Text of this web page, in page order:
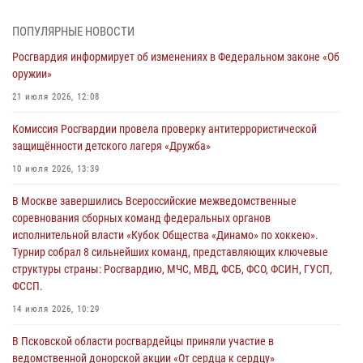
03 августа 2026, 17:21
21 единицу оружия изъяли Псковские росгвардейцы за неделю
03 августа 2026, 14:10
безопасности во время празднования Дня ВДВ
02 августа 2026, 13:28
улицу Труда
31 июля 2026, 13:53
В Санкт-Петербурге прошел окружной этап ежегодного
Всероссийского конкурса профессионального мастерства среди
сотрудников вневедомственной охраны Росгвардии, Псковские
Росгвардейцы одержали победу
ПОПУЛЯРНЫЕ НОВОСТИ
Росгвардия информирует об изменениях в Федеральном законе «Об
оружии»
21 июля 2026, 12:08
Комиссия Росгвардии провела проверку антитеррористической
защищённости детского лагеря «Дружба»
10 июля 2026, 13:39
В Москве завершились Всероссийские межведомственные
соревнования сборных команд федеральных органов
исполнительной власти «Кубок Общества «Динамо» по хоккею».
Турнир собрал 8 сильнейших команд, представляющих ключевые
структуры страны: Росгвардию, МЧС, МВД, ФСБ, ФСО, ФСИН, ГУСП,
ФССП.
14 июля 2026, 10:29
В Псковской области росгвардейцы приняли участие в
ведомственной донорской акции «От сердца к сердцу»